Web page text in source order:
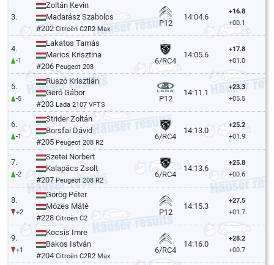
3.
Zoltán Kevin
Madarász Szabolcs
#202Citroën C2R2 Max
P12
14:04.6
+16.8
+00.1
4.
-1
Lakatos Tamás
Marics Krisztina
#206 Peugeot 208
6/RC4
14:05.6
+17.8
+01.0
5.
-5
Ruszó Krisztián
Geró Gábor
#203 Lada 2107 VFTS
P12
14:11.1
+23.3
+05.5
6.
-1
Strider Zoltán
Borsfai Dávid
#205 Peugeot 208 R2
6/RC4
14:13.0
+25.2
+01.9
7.
-2
Szetei Norbert
Kalapács Zsolt
#207Peugeot 208 R2
6/RC4
14:13.6
+25.8
+00.6
8.
+2
Görög Péter
Mózes Máté
#228Citroën C2
P12
14:15.3
+27.5
+01.7
9.
+1
Kocsis Imre
Bakos István
#204Citroën C2R2 Max
6/RC4
14:16.0
+28.2
+00.7